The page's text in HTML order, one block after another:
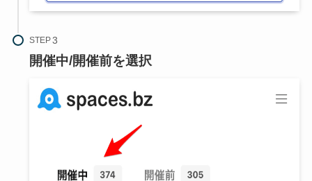
STEP
開催中/開催前を選択